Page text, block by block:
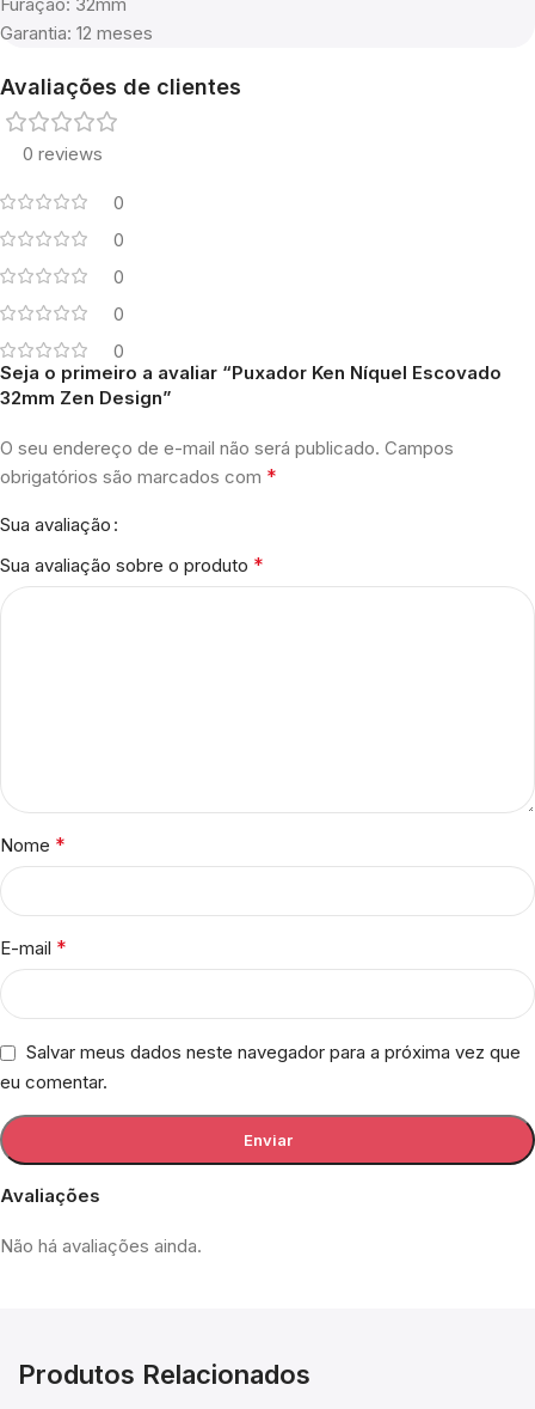
Garantia: 12 meses
Avaliações de clientes
0 reviews
0
0
0
0
0
Avaliações
Não há avaliações ainda.
Seja o primeiro a avaliar “Puxador Ken Níquel Escovado
32mm Zen Design”
O seu endereço de e-mail não será publicado. Campos
obrigatórios são marcados com *
Sua avaliação
Sua avaliação sobre o produto *
Nome *
E-mail *
Salvar meus dados neste navegador para a próxima vez que
eu comentar.
Produtos Relacionados